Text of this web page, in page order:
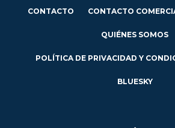
CONTACTO CONTACTO
QUIÉNES SOMOS
POLÍTICA DE PRIVACIDAD Y
BLUESKY